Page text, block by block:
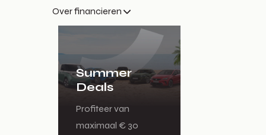
Over financieren
Summer
Deals
Profiteer van
maximaal € 30